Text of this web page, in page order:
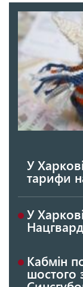
У
тарифи
У
Кабмін
шостого